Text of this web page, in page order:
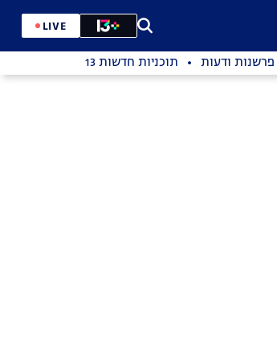
LIVE
פרשנות ודעות תוכניות חדשות 13